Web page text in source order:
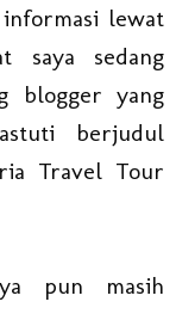
lewat
saya sedang
blogger yang
berjudul
Travel Tour
pun masih